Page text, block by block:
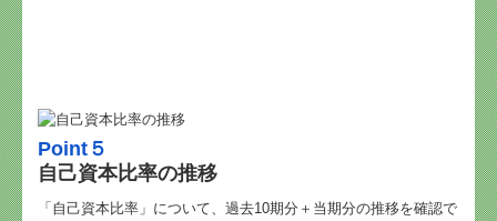
Point５
自己資本比率の推移
「自己資本比率」について、過去10期分＋当期分の推移を確認で